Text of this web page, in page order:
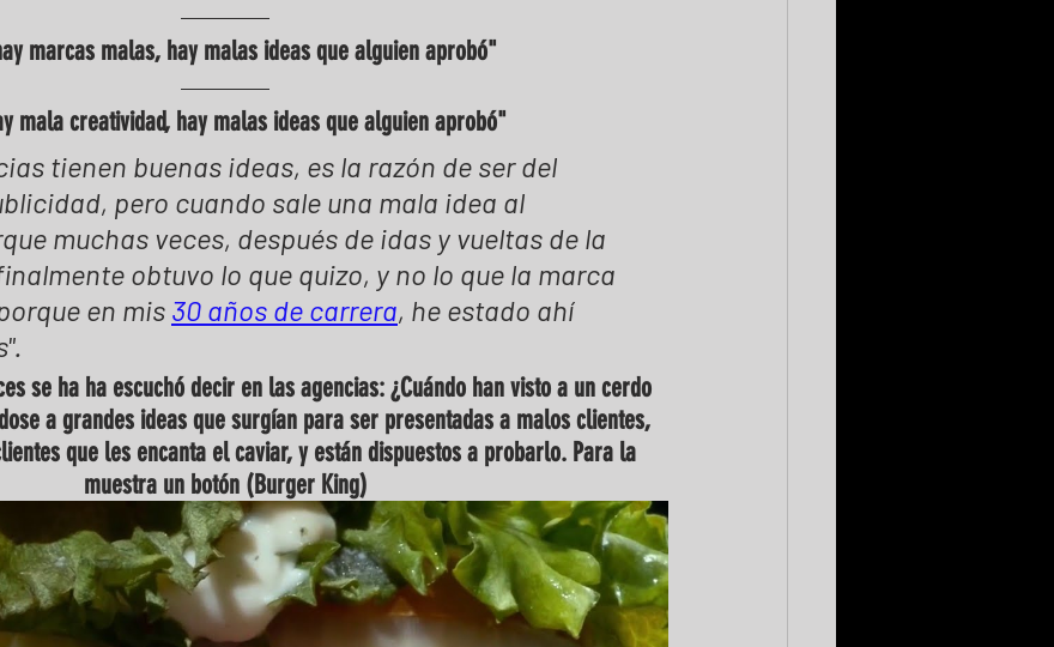
marcas malas, hay malas ideas que alguien aprobó"
mala creatividad, hay malas ideas que alguien aprobó"
tienen buenas ideas, es la razón de ser del
pero cuando sale una mala idea al
muchas veces, después de idas y vueltas de la
obtuvo lo que quizo, y no lo que la marca
en mis 30 años de carrera, he estado ahí
se ha ha escuchó decir en las agencias: ¿Cuándo han visto a un cerdo
a grandes ideas que surgían para ser presentadas a malos clientes,
que les encanta el caviar, y están dispuestos a probarlo. Para la
muestra un botón (Burger King)